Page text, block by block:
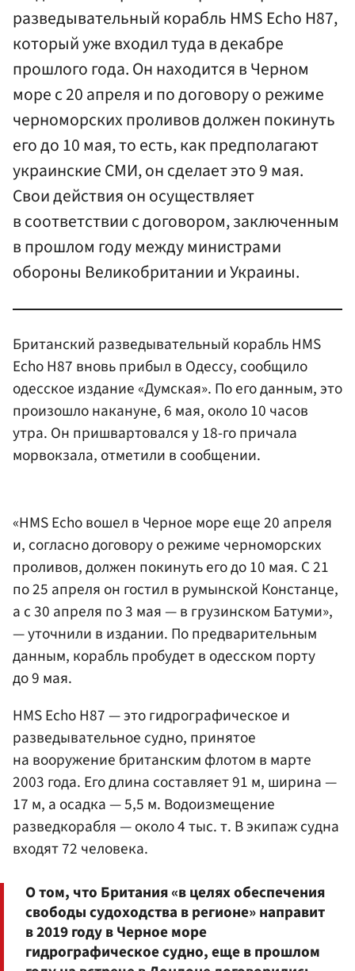
разведывательный корабль HMS Echo H87,
который уже входил туда в декабре
прошлого года. Он находится в Черном
море с 20 апреля и по договору о режиме
черноморских проливов должен покинуть
его до 10 мая, то есть, как предполагают
украинские СМИ, он сделает это 9 мая.
Свои действия он осуществляет
в соответствии с договором, заключенным
в прошлом году между министрами
обороны Великобритании и Украины.
Британский разведывательный корабль HMS
Echo H87 вновь прибыл в Одессу, сообщило
одесское издание «Думская». По его данным, это
произошло накануне, 6 мая, около 10 часов
утра. Он пришвартовался у 18-го причала
морвокзала, отметили в сообщении.
«HMS Echo вошел в Черное море еще 20 апреля
и, согласно договору о режиме черноморских
проливов, должен покинуть его до 10 мая. С 21
по 25 апреля он гостил в румынской Констанце,
а с 30 апреля по 3 мая — в грузинском Батуми»,
— уточнили в издании. По предварительным
данным, корабль пробудет в одесском порту
до 9 мая.
HMS Echo H87 — это гидрографическое и
разведывательное судно, принятое
на вооружение британским флотом в марте
2003 года. Его длина составляет 91 м, ширина —
17 м, а осадка — 5,5 м. Водоизмещение
разведкорабля — около 4 тыс. т. В экипаж судна
входят 72 человека.
О том, что Британия «в целях обеспечения
свободы судоходства в регионе» направит
в 2019 году в Черное море
гидрографическое судно, еще в прошлом